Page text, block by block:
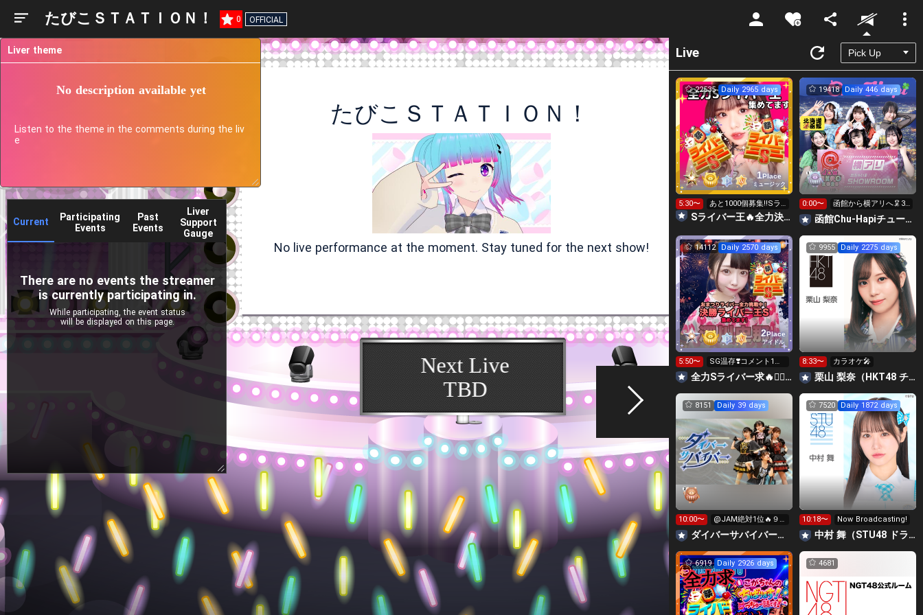
たびこＳＴＡＴＩＯＮ！ 0 OFFICIAL
Unmute
たびこＳＴＡＴＩＯＮ！
No live performance at the moment. Stay tuned for the next show!
Current
Participating
Events
Past
Events
Liver
Support
Gauge
There are no events the streamer
is currently participating in.
While participating, the event status
will be displayed on this page.
Liver theme
No description available yet
Listen to the theme in the comments during the liv
e
Live
1Place
ミュージック
22535 Daily 2965 days
5:30〜
あと1000個募集‼️Sラ
イバー王👑投げれま
Sライバー王🔥全力決勝🗽🌈Annnnnaの空⛱
19418 Daily 446 days
0:00〜
函館から横アリへ🦑32
0万pt目標！キラ星
求！
函館Chu-Hapiチューハピ🌈
2Place
アイドル
14112 Daily 2570 days
5:50〜
SG温存❣️コメント1回
で無料の S求🧡
全力Sライバー求🔥❤️‍🔥147cm深川史那のルーム🐸🎈
9955 Daily 2275 days
8:33〜 カラオケ🎤
栗山 梨奈（HKT48 チームKIV）
8151 Daily 39 days
10:00〜
@JAM絶対1位🔥９
時間配信リレー‼️
‪ダイバーサバイバー【公式】
7520 Daily 1872 days
10:18〜 Now Broadcasting!
中村 舞（STU48 ドラフト3期生）
6919 Daily 2926 days 4681